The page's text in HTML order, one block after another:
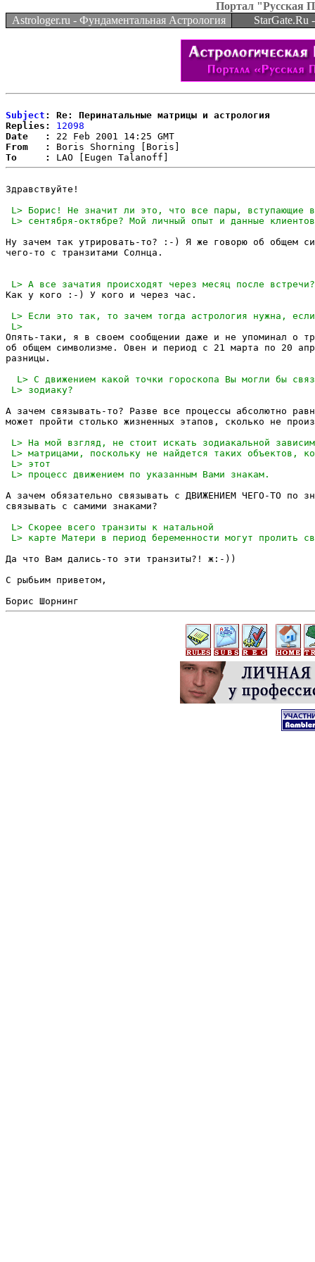
Портал "Русская
Astrologer.ru - Фундаментальная Астрология
StarGate.Ru
Subject : Re: Перинатальные матрицы и астрология
Replies:
12098
Date   :
From   :
To     :
Здравствуйте!
Ну зачем так утрировать-то? :-) Я же говорю об общем
чего-то с транзитами Солнца.
Как у кого :-) У кого и через час.
Опять-таки, я в своем сообщении даже и не упоминал о
об общем символизме. Овен и период с 21 марта по 20
разницы.
А зачем связывать-то? Разве все процессы абсолютно
может пройти столько жизненных этапов, сколько не
А зачем обязательно связывать с ДВИЖЕНИЕМ ЧЕГО-ТО по
связывать с самими знаками?
Да что Вам дались-то эти транзиты?! ж:-))
С рыбьим приветом,